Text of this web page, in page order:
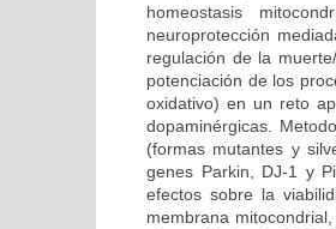
homeostasis
neuroprotección
regulación de la
potenciación de los
oxidativo) en un reto
dopaminérgicas.
(formas mutantes y
genes Parkin, DJ-1 y
efectos sobre la
membrana